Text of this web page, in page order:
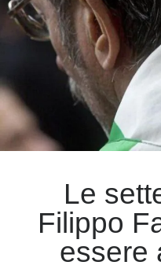
Le
Filippo
essere